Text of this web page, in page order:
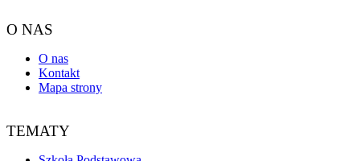
O NAS
O nas
Kontakt
Mapa strony
TEMATY